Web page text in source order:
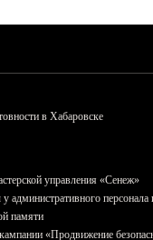
в Хабаровске
управления «Сенеж»
административного персонала
памяти
«Продвижение